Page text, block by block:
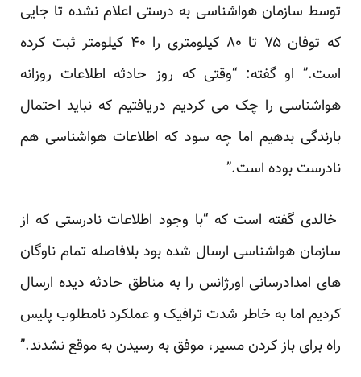
توسط سازمان هواشناسی به درستی اعلام نشده تا جایی
که توفان ۷۵ تا ۸۰ کیلومتری را ۴۰ کیلومتر ثبت کرده
است.” او گفته: “وقتی که روز حادثه اطلاعات روزانه
هواشناسی را چک می کردیم دریافتیم که نباید احتمال
بارندگی بدهیم اما چه سود که اطلاعات هواشناسی هم
نادرست بوده است.”
خالدی گفته است که “با وجود اطلاعات نادرستی که از
سازمان هواشناسی ارسال شده بود بلافاصله تمام ناوگان
های امدادرسانی اورژانس را به مناطق حادثه دیده ارسال
کردیم اما به خاطر شدت ترافیک و عملکرد نامطلوب پلیس
راه برای باز کردن مسیر، موفق به رسیدن به موقع نشدند.”